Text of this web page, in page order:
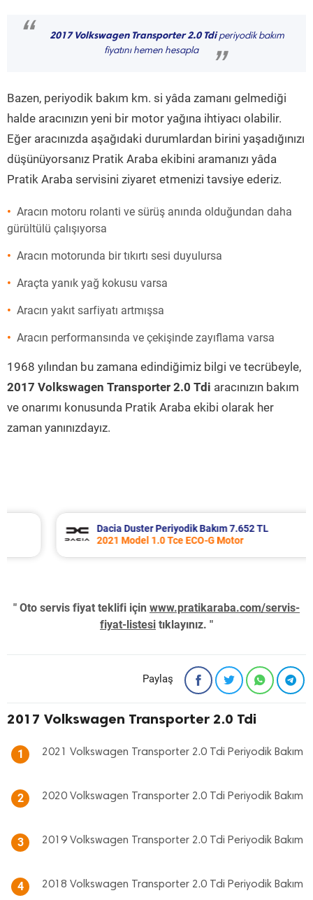
“ 2017 Volkswagen Transporter 2.0 Tdiperiyodik bakım
fiyatını hemen hesapla
”
Bazen, periyodik bakım km. si yâda zamanı gelmediği
halde aracınızın yeni bir motor yağına ihtiyacı olabilir.
Eğer aracınızda aşağıdaki durumlardan birini yaşadığınızı
düşünüyorsanız Pratik Araba ekibini aramanızı yâda
Pratik Araba servisini ziyaret etmenizi tavsiye ederiz.
Aracın motoru rolanti ve sürüş anında olduğundan daha
gürültülü çalışıyorsa
Aracın motorunda bir tıkırtı sesi duyulursa
Araçta yanık yağ kokusu varsa
Aracın yakıt sarfiyatı artmışsa
Aracın performansında ve çekişinde zayıflama varsa
1968 yılından bu zamana edindiğimiz bilgi ve tecrübeyle,
2017 Volkswagen Transporter 2.0 Tdi aracınızın bakım
ve onarımı konusunda Pratik Araba ekibi olarak her
zaman yanınızdayız.
Dacia Duster Periyodik Bakım 7.652 TL
2021 Model 1.0 Tce ECO-G Motor
" Oto servis fiyat teklifi için www.pratikaraba.com/servis-
fiyat-listesi tıklayınız. "
Paylaş
2017 Volkswagen Transporter 2.0 Tdi
1 2021 Volkswagen Transporter 2.0 Tdi Periyodik Bakım
2 2020 Volkswagen Transporter 2.0 Tdi Periyodik Bakım
3 2019 Volkswagen Transporter 2.0 Tdi Periyodik Bakım
4 2018 Volkswagen Transporter 2.0 Tdi Periyodik Bakım